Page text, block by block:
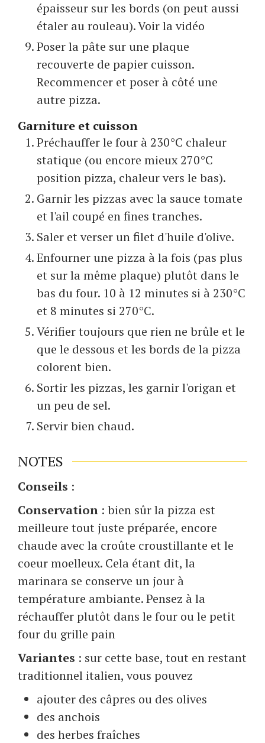
épaisseur sur les bords (on peut aussi
étaler au rouleau). Voir la vidéo
Poser la pâte sur une plaque
recouverte de papier cuisson.
Recommencer et poser à côté une
autre pizza.
Garniture et cuisson
Préchauffer le four à 230°C chaleur
statique (ou encore mieux 270°C
position pizza, chaleur vers le bas).
Garnir les pizzas avec la sauce tomate
et l'ail coupé en fines tranches.
Saler et verser un filet d'huile d'olive.
Enfourner une pizza à la fois (pas plus
et sur la même plaque) plutôt dans le
bas du four. 10 à 12 minutes si à 230°C
et 8 minutes si 270°C.
Vérifier toujours que rien ne brûle et le
que le dessous et les bords de la pizza
colorent bien.
Sortir les pizzas, les garnir l'origan et
un peu de sel.
Servir bien chaud.
NOTES
Conseils :
Conservation : bien sûr la pizza est
meilleure tout juste préparée, encore
chaude avec la croûte croustillante et le
coeur moelleux. Cela étant dit, la
marinara se conserve un jour à
température ambiante. Pensez à la
réchauffer plutôt dans le four ou le petit
four du grille pain
Variantes : sur cette base, tout en restant
traditionnel italien, vous pouvez
ajouter des câpres ou des olives
des anchois
des herbes fraîches